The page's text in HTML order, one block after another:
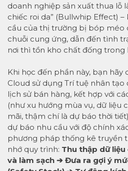
doanh nghiệp sản xuất thua lỗ
chiếc roi da” (Bullwhip Effect)
cầu của thị trường bị bóp méo
chuỗi cung ứng, dẫn đến tình
nơi thì tồn kho chất đống trong
Khi học đến phần này, bạn hãy
Cloud sử dụng Trí tuệ nhân
lịch sử bán hàng, kết hợp với
(như xu hướng mùa vụ, dữ liệu
mãi, thậm chí là dự báo thời
dự báo nhu cầu với độ chính
phương pháp thống kê truyền
nhớ quy trình: Thu thập dữ
và làm sạch ➔ Đưa ra gợi ý